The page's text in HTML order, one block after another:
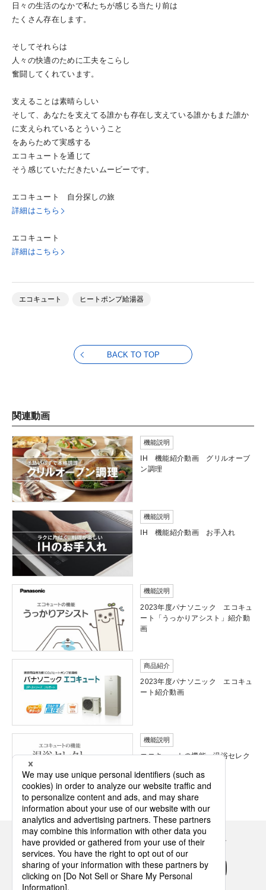
日々の生活のなかで私たちが感じる当たり前は
たくさん存在します。
そしてそれらは
人々の快適のために工夫をこらし
奮闘してくれています。
支えることは素晴らしい
そして、あなたを支えてる誰かも存在し支えている誰かもまた誰か
に支えられているとういうこと
をあらためて実感する
エコキュートを通じて
そう感じていただきたいムービーです。
エコキュート 自分探しの旅
詳細はこちら
エコキュート
詳細はこちら
エコキュート ヒートポンプ給湯器
BACK TO TOP
関連動画
機能説明
IH 機能紹介動画 グリルオーブ
ン調理
機能説明
IH 機能紹介動画 お手入れ
機能説明
2023年度パナソニック エコキュ
ート「うっかりアシスト」紹介動
画
商品紹介
2023年度パナソニック エコキュ
ート紹介動画
機能説明
エコキュートの機能 温浴セレク
Panasonicの住まい・くらし SNSアカウント